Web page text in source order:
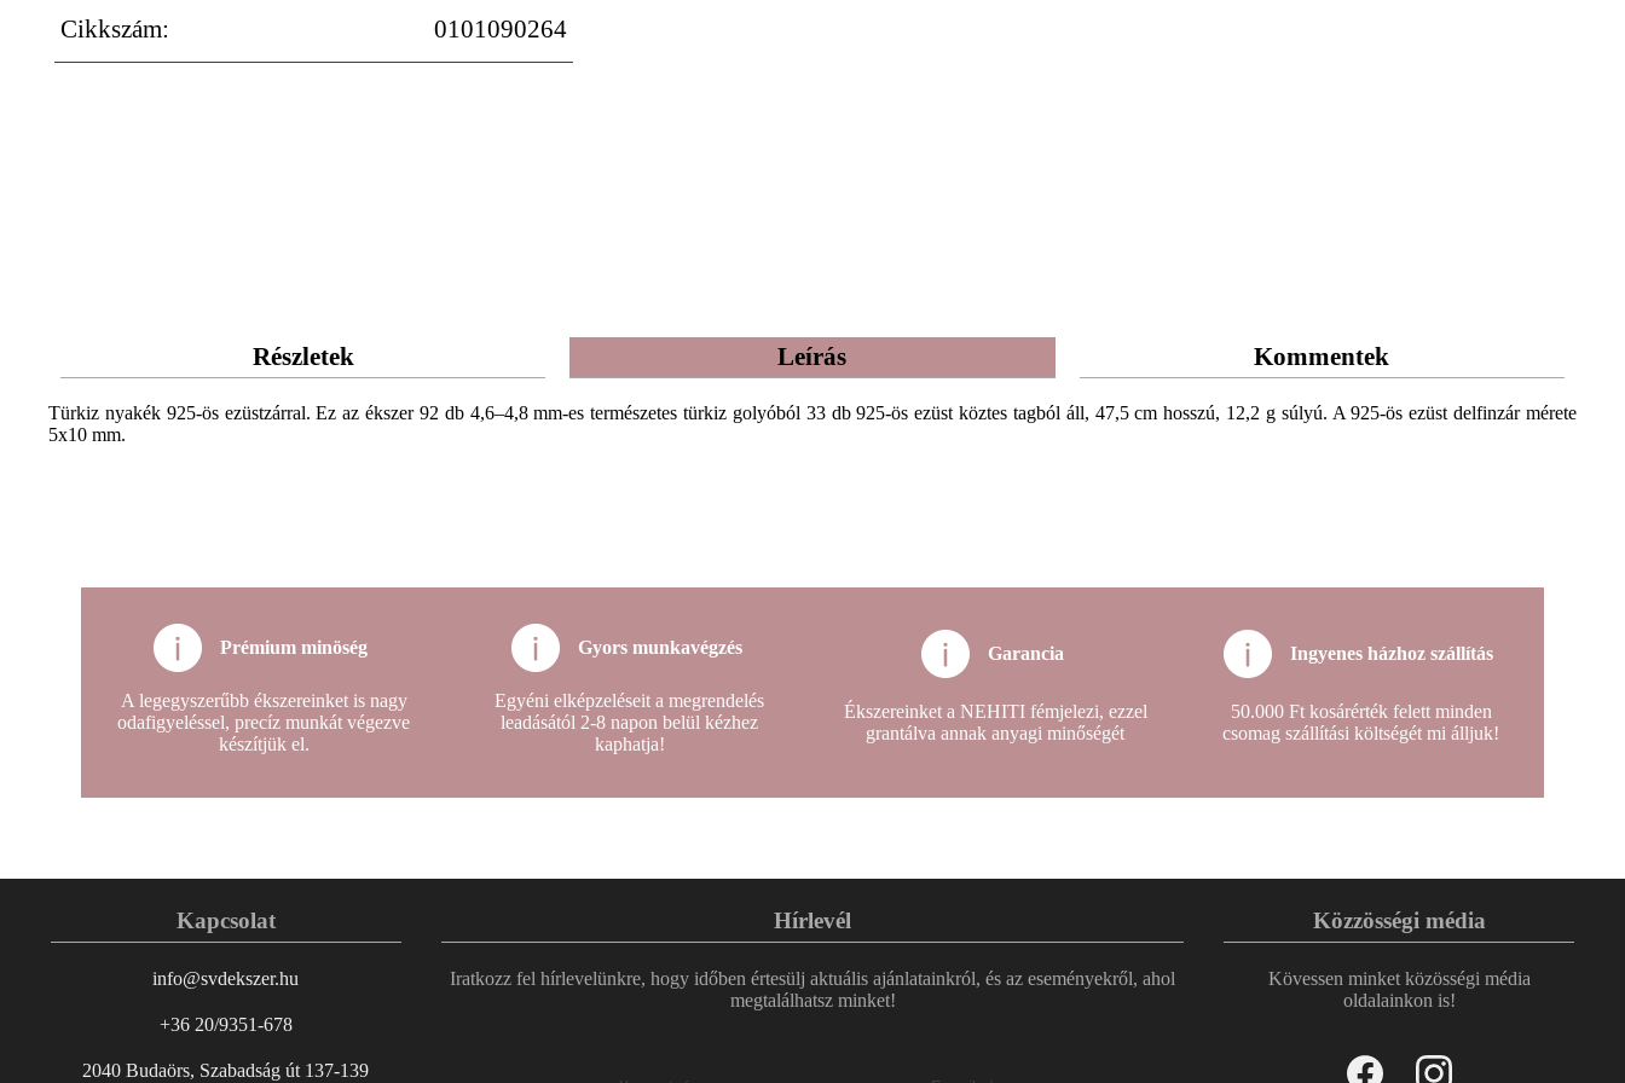
Cikkszám: 0101090264
Részletek Leírás Kommentek
Türkiz nyakék 925-ös ezüstzárral. Ez az ékszer 92 db 4,6–4,8 mm-es természetes türkiz golyóból 33 db 925-ös ezüst köztes tagból áll, 47,5 cm hosszú, 12,2 g súlyú. A 925-ös ezüst delfinzár mérete
5x10 mm.
Prémium minöség
A legegyszerűbb ékszereinket is nagy
odafigyeléssel, precíz munkát végezve
készítjük el.
Gyors munkavégzés
Egyéni elképzeléseit a megrendelés
leadásától 2-8 napon belül kézhez
kaphatja!
Garancia
Ékszereinket a NEHITI fémjelezi, ezzel
grantálva annak anyagi minőségét
Ingyenes házhoz szállítás
50.000 Ft kosárérték felett minden
csomag szállítási költségét mi álljuk!
Kapcsolat
info@svdekszer.hu
+36 20/9351-678
2040 Budaörs, Szabadság út 137-139
Hírlevél
Iratkozz fel hírlevelünkre, hogy időben értesülj aktuális ajánlatainkról, és az eseményekről, ahol
megtalálhatsz minket!
Közzösségi média
Kövessen minket közösségi média
oldalainkon is!